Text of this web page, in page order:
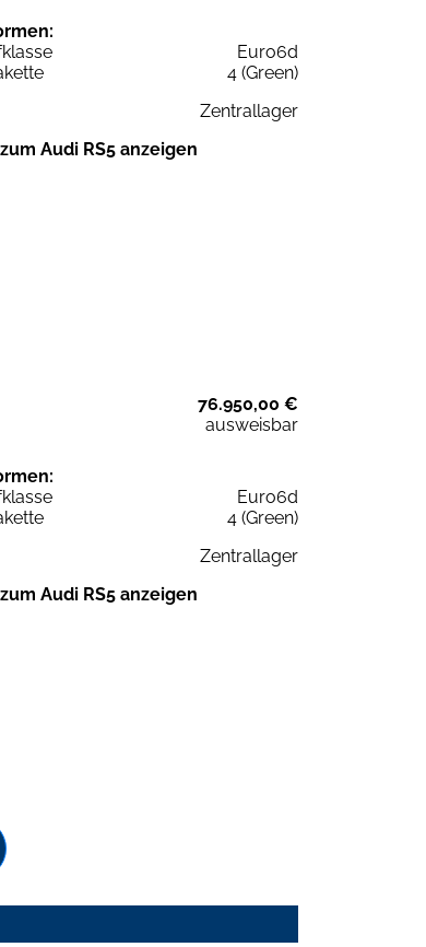
Euro6d
4 (Green)
Zentrallager
Audi RS5 anzeigen
76.950,00 €
ausweisbar
Euro6d
4 (Green)
Zentrallager
Audi RS5 anzeigen